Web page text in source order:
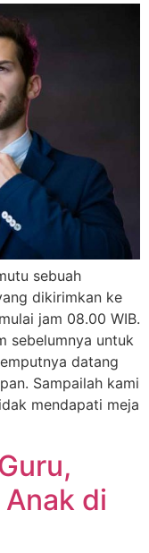
sebuah
dikirimkan ke
jam 08.00 WIB.
sebelumnya untuk
datang
Sampailah kami
mendapati meja
di